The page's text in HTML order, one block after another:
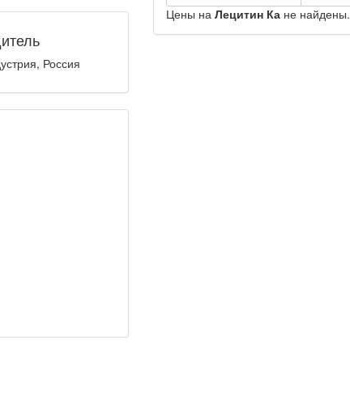
Россия
Цены на Лецитин Ка не найдены.